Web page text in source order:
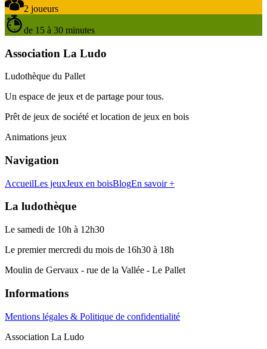
2 joueurs
de 15 à 30 minutes
Association La Ludo
Ludothèque du Pallet
Un espace de jeux et de partage pour tous.
Prêt de jeux de société et location de jeux en bois
Animations jeux
Navigation
AccueilLes jeuxJeux en boisBlogEn savoir +
La ludothèque
Le samedi de 10h à 12h30
Le premier mercredi du mois de 16h30 à 18h
Moulin de Gervaux - rue de la Vallée - Le Pallet
Informations
Mentions légales & Politique de confidentialité
Association La Ludo